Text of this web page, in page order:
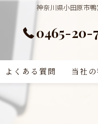
神奈川県小田原市
0465-20-
よくある質問 当社